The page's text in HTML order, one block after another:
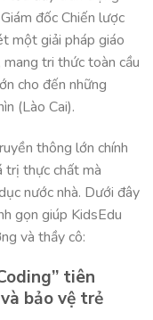
đốc Chiến lược
một giải pháp giáo
tri thức toàn cầu
cho đến những
(Lào Cai).
thông lớn chính
trị thực chất mà
nước nhà. Dưới đây
gọn giúp KidsEdu
và thầy cô:
tiên
bảo vệ trẻ